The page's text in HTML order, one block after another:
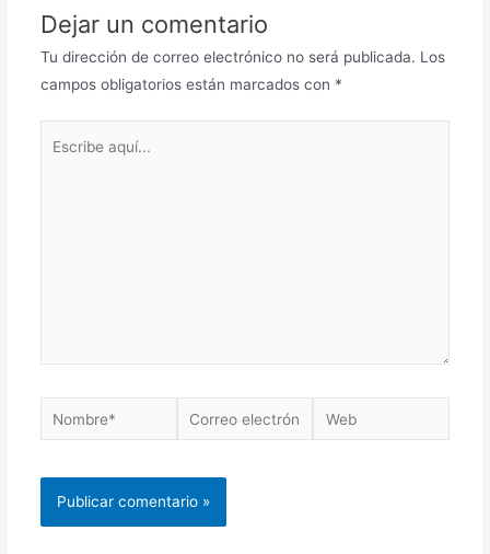
Dejar un comentario
Tu dirección de correo electrónico no será publicada. Los
campos obligatorios están marcados con *